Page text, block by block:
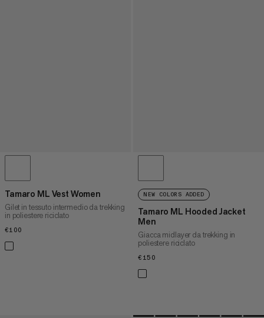
Tamaro ML Vest Women
Gilet in tessuto intermedio da trekking
in poliestere riciclato
€100
NEW COLORS ADDED
Tamaro ML Hooded Jacket
Men
Giacca midlayer da trekking in
poliestere riciclato
€150